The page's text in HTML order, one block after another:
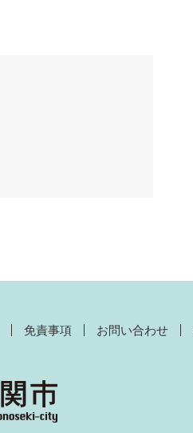
免責事項 お問い合わせ